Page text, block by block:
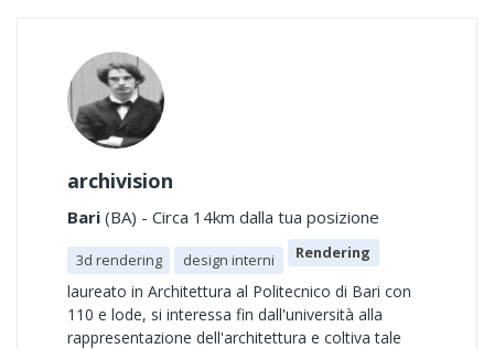
archivision
Bari (BA) - Circa 14km dalla tua posizione
3d rendering design interni Rendering
laureato in Architettura al Politecnico di Bari con
110 e lode, si interessa fin dall'università alla
rappresentazione dell'architettura e coltiva tale